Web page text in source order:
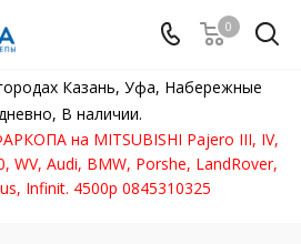
0
Казань, Уфа, Набережные
В наличии.
на MITSUBISHI Pajero III, IV,
WV, Audi, BMW, Porshe, LandRover,
Infinit. 4500р 0845310325